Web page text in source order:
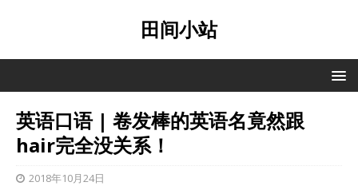
田间小站
英语口语 | 卷发棒的英语名竟然跟
hair完全没关系！
2018年10月24日